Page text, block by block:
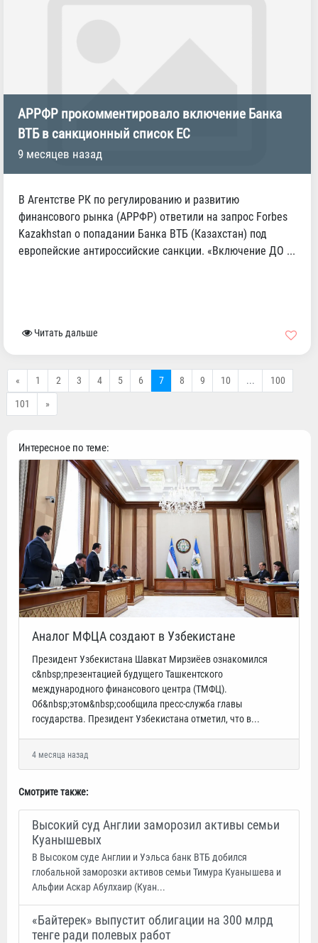
АРРФР прокомментировало включение Банка
ВТБ в санкционный список ЕС
9 месяцев назад
В Агентстве РК по регулированию и развитию
финансового рынка (АРРФР) ответили на запрос Forbes
Kazakhstan о попадании Банка ВТБ (Казахстан) под
европейские антироссийские санкции. «Включение ДО ...
Читать дальше
« 1 2 3 4 5 6 7 8 9 10 ... 100
101 »
Интересное по теме:
Аналог МФЦА создают в Узбекистане
Президент Узбекистана Шавкат Мирзиёев ознакомился
с&nbsp;презентацией будущего Ташкентского
международного финансового центра (ТМФЦ).
Об&nbsp;этом&nbsp;сообщила пресс-служба главы
государства. Президент Узбекистана отметил, что в...
4 месяца назад
Смотрите также:
Высокий суд Англии заморозил активы семьи
Куанышевых
В Высоком суде Англии и Уэльса банк ВТБ добился
глобальной заморозки активов семьи Тимура Куанышева и
Альфии Аскар Абулхаир (Куан...
«Байтерек» выпустит облигации на 300 млрд
тенге ради полевых работ